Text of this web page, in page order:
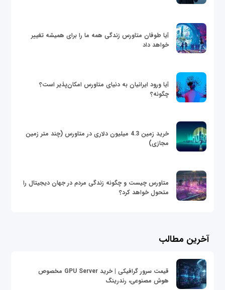
آیا طوفان متاورس زندگی همه ما را برای همیشه تغییر
خواهد داد
آیا ورود ایرانیان به دنیای متاورس امکان‌پذیر است؟
چگونه؟
خرید زمین 4.3 میلیون دلاری در متاورس (چند متر زمین
مجازی)
متاورس چیست و چگونه زندگی مردم در جهان دیجیتال را
متحول خواهد کرد؟
آخرین مطالب
قیمت سرور گرافیکی | خرید GPU Server مخصوص
هوش مصنوعی، رندرینگ